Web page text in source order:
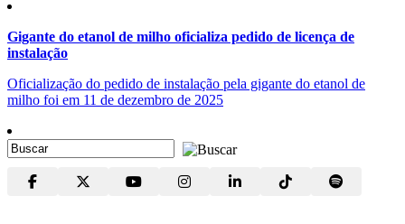
Gigante do etanol de milho oficializa pedido de licença de
instalação
Oficialização do pedido de instalação pela gigante do etanol de
milho foi em 11 de dezembro de 2025